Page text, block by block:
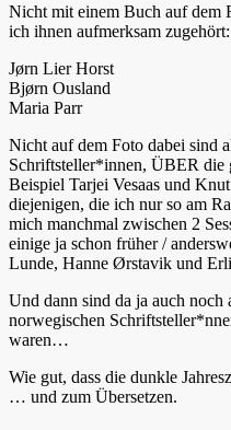
Nicht mit einem Buch auf dem
ich ihnen aufmerksam zugehört:
Jørn Lier Horst
Bjørn Ousland
Maria Parr
Nicht auf dem Foto dabei sind
Schriftsteller*innen, ÜBER die
Beispiel Tarjei Vesaas und
diejenigen, die ich nur so am
mich manchmal zwischen 2
einige ja schon früher /
Lunde, Hanne Ørstavik und
Und dann sind da ja auch noch
norwegischen
waren…
Wie gut, dass die dunkle
… und zum Übersetzen.